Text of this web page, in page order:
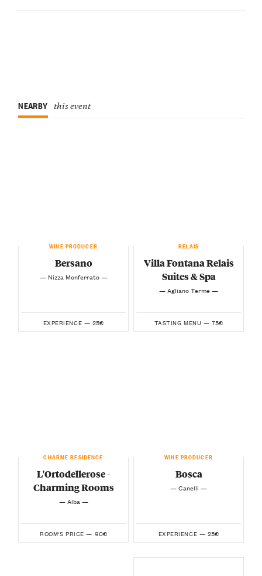
NEARBY this event
WINE PRODUCER
Bersano
— Nizza Monferrato —
EXPERIENCE — 25€
RELAIS
Villa Fontana Relais
Suites & Spa
— Agliano Terme —
TASTING MENU — 75€
CHARME RESIDENCE
L'Ortodellerose -
Charming Rooms
— Alba —
ROOM'S PRICE — 90€
WINE PRODUCER
Bosca
— Canelli —
EXPERIENCE — 25€